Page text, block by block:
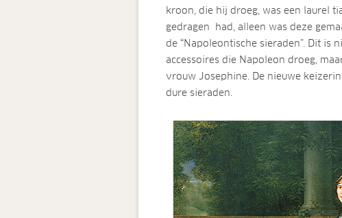
kroon, die hij droeg, was een laurel
gedragen had, alleen was deze
de “Napoleontische sieraden”. Dit is
accessoires die Napoleon droeg,
vrouw Josephine. De nieuwe
dure sieraden.